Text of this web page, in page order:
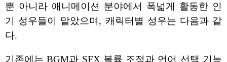
뿐 아니라 애니메이션 분야에서 폭넓게 활동한 인
기 성우들이 맡았으며, 캐릭터별 성우는 다음과 같
다.
기존에는 BGM과 SFX 볼륨 조정과 언어 선택 기능